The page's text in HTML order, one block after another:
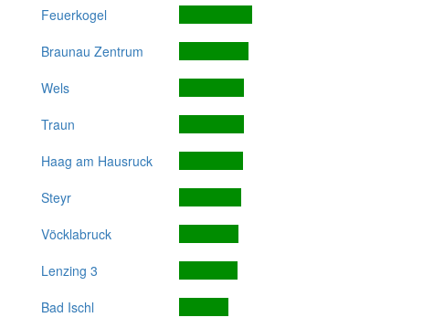
Feuerkogel
Braunau Zentrum
Wels
Traun
Haag am Hausruck
Steyr
Vöcklabruck
Lenzing 3
Bad Ischl